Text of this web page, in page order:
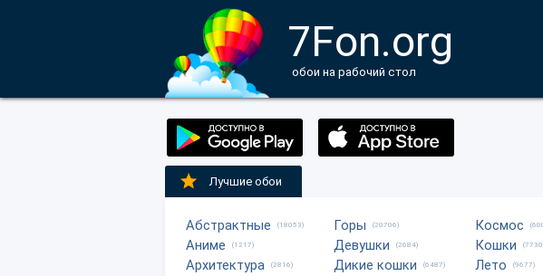
7Fon.org
обои на рабочий стол
Лучшие обои
Абстрактные (18053)
Аниме (1217)
Архитектура (2816)
Горы (20706)
Девушки (2684)
Дикие кошки (6487)
Космос
Кошки
Лето (9677)